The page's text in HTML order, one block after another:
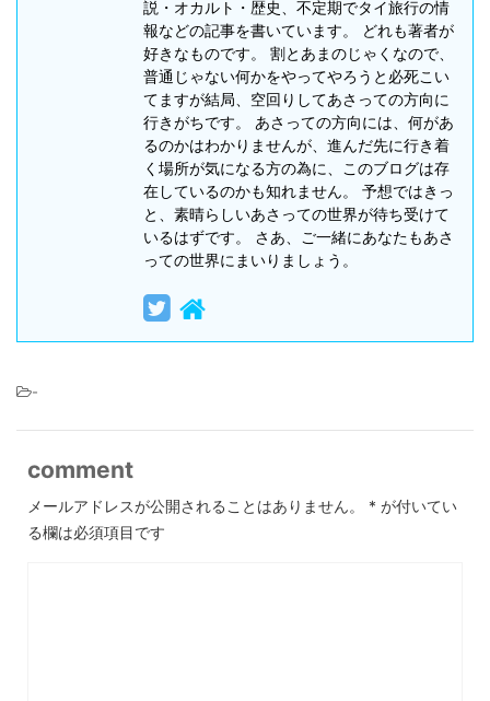
説・オカルト・歴史、不定期でタイ旅行の情
報などの記事を書いています。 どれも著者が
好きなものです。 割とあまのじゃくなので、
普通じゃない何かをやってやろうと必死こい
てますが結局、空回りしてあさっての方向に
行きがちです。 あさっての方向には、何があ
るのかはわかりませんが、進んだ先に行き着
く場所が気になる方の為に、このブログは存
在しているのかも知れません。 予想ではきっ
と、素晴らしいあさっての世界が待ち受けて
いるはずです。 さあ、ご一緒にあなたもあさ
っての世界にまいりましょう。
-
comment
メールアドレスが公開されることはありません。 * が付いてい
る欄は必須項目です